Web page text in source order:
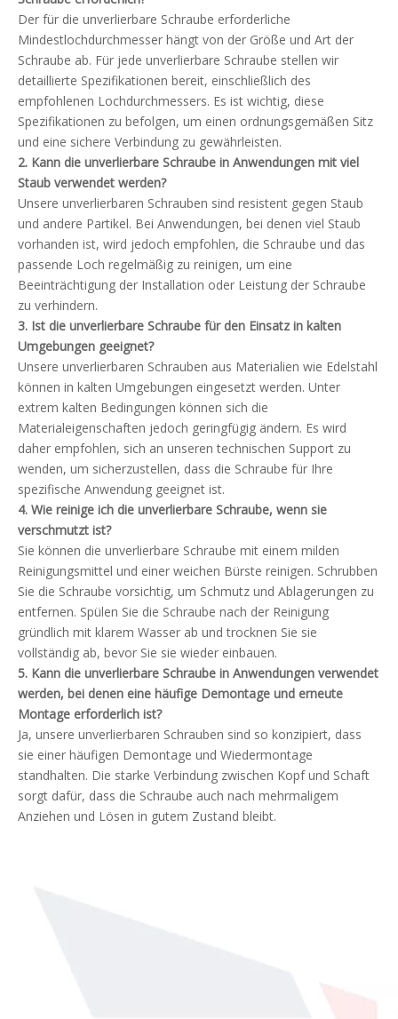
Der für die unverlierbare Schraube erforderliche
Mindestlochdurchmesser hängt von der Größe und Art der
Schraube ab. Für jede unverlierbare Schraube stellen wir
detaillierte Spezifikationen bereit, einschließlich des
empfohlenen Lochdurchmessers. Es ist wichtig, diese
Spezifikationen zu befolgen, um einen ordnungsgemäßen Sitz
und eine sichere Verbindung zu gewährleisten.
2. Kann die unverlierbare Schraube in Anwendungen mit viel
Staub verwendet werden?
Unsere unverlierbaren Schrauben sind resistent gegen Staub
und andere Partikel. Bei Anwendungen, bei denen viel Staub
vorhanden ist, wird jedoch empfohlen, die Schraube und das
passende Loch regelmäßig zu reinigen, um eine
Beeinträchtigung der Installation oder Leistung der Schraube
zu verhindern.
3. Ist die unverlierbare Schraube für den Einsatz in kalten
Umgebungen geeignet?
Unsere unverlierbaren Schrauben aus Materialien wie Edelstahl
können in kalten Umgebungen eingesetzt werden. Unter
extrem kalten Bedingungen können sich die
Materialeigenschaften jedoch geringfügig ändern. Es wird
daher empfohlen, sich an unseren technischen Support zu
wenden, um sicherzustellen, dass die Schraube für Ihre
spezifische Anwendung geeignet ist.
4. Wie reinige ich die unverlierbare Schraube, wenn sie
verschmutzt ist?
Sie können die unverlierbare Schraube mit einem milden
Reinigungsmittel und einer weichen Bürste reinigen. Schrubben
Sie die Schraube vorsichtig, um Schmutz und Ablagerungen zu
entfernen. Spülen Sie die Schraube nach der Reinigung
gründlich mit klarem Wasser ab und trocknen Sie sie
vollständig ab, bevor Sie sie wieder einbauen.
5. Kann die unverlierbare Schraube in Anwendungen verwendet
werden, bei denen eine häufige Demontage und erneute
Montage erforderlich ist?
Ja, unsere unverlierbaren Schrauben sind so konzipiert, dass
sie einer häufigen Demontage und Wiedermontage
standhalten. Die starke Verbindung zwischen Kopf und Schaft
sorgt dafür, dass die Schraube auch nach mehrmaligem
Anziehen und Lösen in gutem Zustand bleibt.